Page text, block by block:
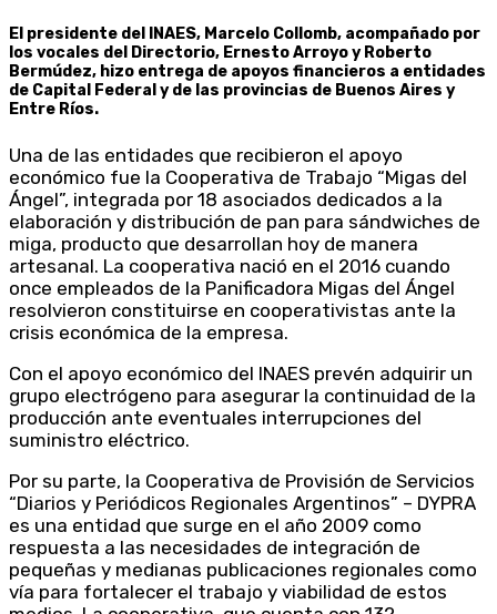
El presidente del INAES, Marcelo Collomb, acompañado por
los vocales del Directorio, Ernesto Arroyo y Roberto
Bermúdez, hizo entrega de apoyos financieros a entidades
de Capital Federal y de las provincias de Buenos Aires y
Entre Ríos.
Una de las entidades que recibieron el apoyo
económico fue la Cooperativa de Trabajo “Migas del
Ángel”, integrada por 18 asociados dedicados a la
elaboración y distribución de pan para sándwiches de
miga, producto que desarrollan hoy de manera
artesanal. La cooperativa nació en el 2016 cuando
once empleados de la Panificadora Migas del Ángel
resolvieron constituirse en cooperativistas ante la
crisis económica de la empresa.
Con el apoyo económico del INAES prevén adquirir un
grupo electrógeno para asegurar la continuidad de la
producción ante eventuales interrupciones del
suministro eléctrico.
Por su parte, la Cooperativa de Provisión de Servicios
“Diarios y Periódicos Regionales Argentinos” – DYPRA
es una entidad que surge en el año 2009 como
respuesta a las necesidades de integración de
pequeñas y medianas publicaciones regionales como
vía para fortalecer el trabajo y viabilidad de estos